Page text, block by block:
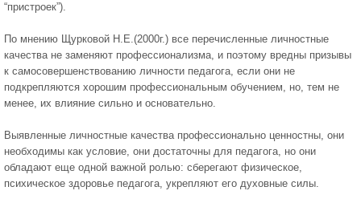
“пристроек”).
По мнению Щурковой Н.Е.(2000г.) все перечисленные личностные
качества не заменяют профессионализма, и поэтому вредны призывы
к самосовершенствованию личности педагога, если они не
подкрепляются хорошим профессиональным обучением, но, тем не
менее, их влияние сильно и основательно.
Выявленные личностные качества профессионально ценностны, они
необходимы как условие, они достаточны для педагога, но они
обладают еще одной важной ролью: сберегают физическое,
психическое здоровье педагога, укрепляют его духовные силы.